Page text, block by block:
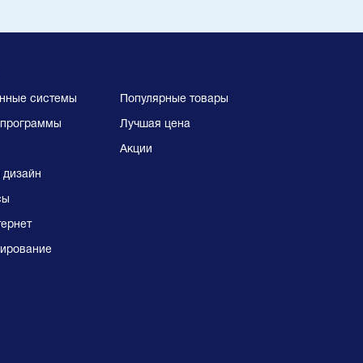
системы
дизайн
Популярные товары
Лучшая цена
Акции